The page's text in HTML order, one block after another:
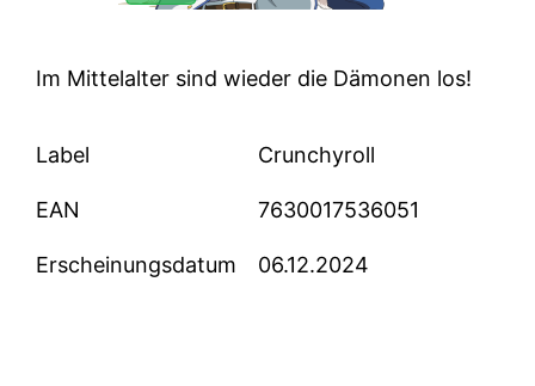
Im Mittelalter sind wieder die Dämonen los!
Label Crunchyroll
EAN 7630017536051
Erscheinungsdatum 06.12.2024